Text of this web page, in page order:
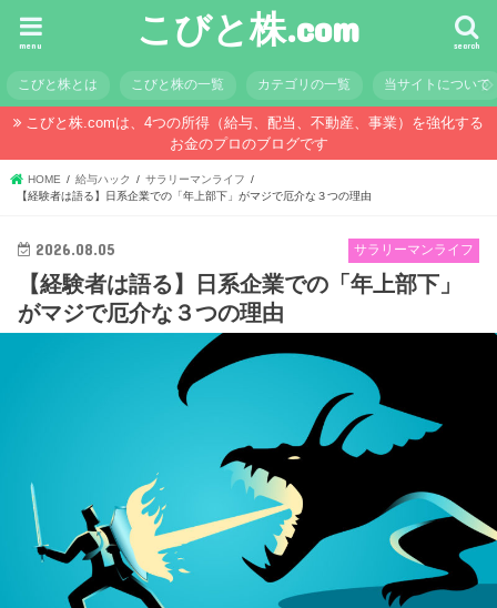
こびと株.com search
menu
こびと株とは こびと株の一覧 カテゴリの一覧 当サイトについて
こびと株.comは、4つの所得（給与、配当、不動産、事業）を強化する
お金のプロのブログです
HOME 給与ハック
サラリーマンライフ
【経験者は語る】日系企業での「年上部下」がマジで厄介な３つの理由
サラリーマンライフ
2026.08.05
【経験者は語る】日系企業での「年上部下」
がマジで厄介な３つの理由